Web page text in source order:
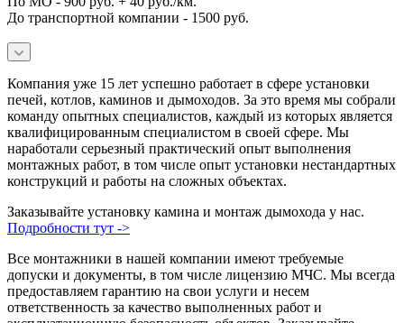
До транспортной компании - 1500 руб.
Компания уже 15 лет успешно работает в сфере установки
печей, котлов, каминов и дымоходов. За это время мы собрали
команду опытных специалистов, каждый из которых является
квалифицированным специалистом в своей сфере. Мы
наработали серьезный практический опыт выполнения
монтажных работ, в том числе опыт установки нестандартных
конструкций и работы на сложных объектах.
Заказывайте установку камина и монтаж дымохода у нас.
Подробности тут ->
Все монтажники в нашей компании имеют требуемые
допуски и документы, в том числе лицензию МЧС. Мы всегда
предоставляем гарантию на свои услуги и несем
ответственность за качество выполненных работ и